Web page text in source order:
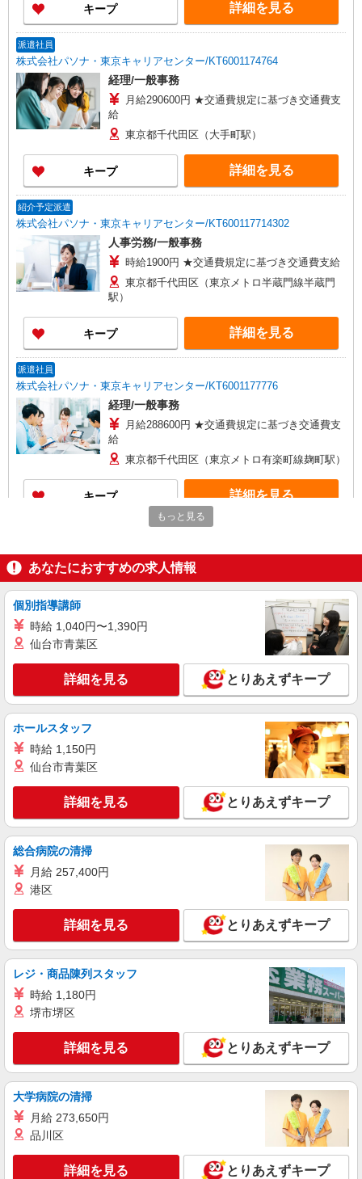
キープ 詳細を見る
派遣社員
株式会社パソナ・東京キャリアセンター/KT6001174764
経理/一般事務
月給290600円 ★交通費規定に基づき交通費支
給
東京都千代田区（大手町駅）
キープ 詳細を見る
紹介予定派遣
株式会社パソナ・東京キャリアセンター/KT600117714302
人事労務/一般事務
時給1900円 ★交通費規定に基づき交通費支給
東京都千代田区（東京メトロ半蔵門線半蔵門
駅）
キープ 詳細を見る
派遣社員
株式会社パソナ・東京キャリアセンター/KT6001177776
経理/一般事務
月給288600円 ★交通費規定に基づき交通費支
給
東京都千代田区（東京メトロ有楽町線麹町駅）
キープ 詳細を見る
人事労務
時給1800円 ★交通費規定に基づき交通費支給
キープ 詳細を見る
株式会社パソナ・東京キャリアセンター/KT6001177973
経理/一般事務/営業事務
月給287400円 ★交通費規定に基づき交通費支
キープ 詳細を見る
派遣社員
株式会社パソナ・東京キャリアセンター/KT600117797301
経理/一般事務/営業事務
月給287400円 ★交通費規定に基づき交通費支
東京都千代田区（日比谷駅）
キープ 詳細を見る
派遣社員
株式会社パソナ・東京キャリアセンター/KT6001175358
人事労務/一般事務
時給1880円 月収例：292000円 ★交通費規定に
基づき交通費支給
東京都千代田区（東京メトロ千代田線新御茶ノ
水駅）
詳細を見る
もっと見る
あなたにおすすめの求人情報
個別指導講師
時給 1,040円〜1,390円
仙台市青葉区
詳細を見る とりあえずキープ
ホールスタッフ
時給 1,150円
仙台市青葉区
詳細を見る とりあえずキープ
総合病院の清掃
月給 257,400円
港区
詳細を見る とりあえずキープ
レジ・商品陳列スタッフ
時給 1,180円
堺市堺区
詳細を見る とりあえずキープ
大学病院の清掃
月給 273,650円
品川区
詳細を見る とりあえずキープ